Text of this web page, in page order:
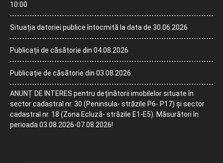
10:00
Situația datoriei publice întocmită la data de 30.06.2026
Publicații de căsătorie din 04.08.2026
Publicație de căsătorie din 03.08.2026
ANUNȚ DE INTERES pentru deținătorii imobilelor situate în
sector cadastral nr. 30 (Peninsula- străzile P6- P17) și sector
cadastral nr. 18 (Zona Ecluză- străzile E1-E5). Măsurători în
perioada 03.08.2026-07.08.2026!